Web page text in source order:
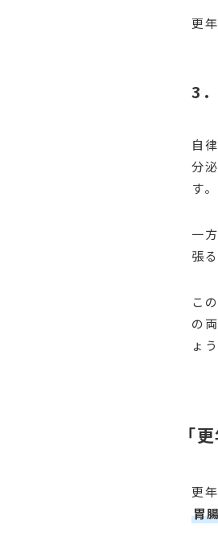
更
3
自
分
す。
一方
張
こ
の
ょう
「
更
胃